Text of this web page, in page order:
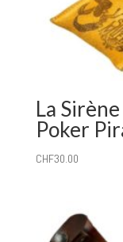
La
Poker
CHF30.00